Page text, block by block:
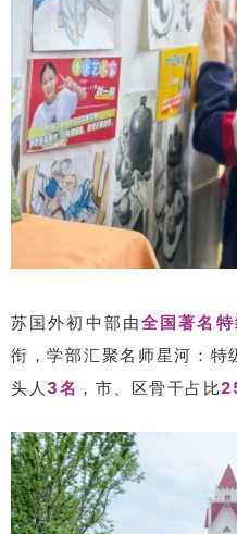
苏国外初中部由全国著名
衔，学部汇聚名师星河：特
头人 3名 ，市、区骨干占比